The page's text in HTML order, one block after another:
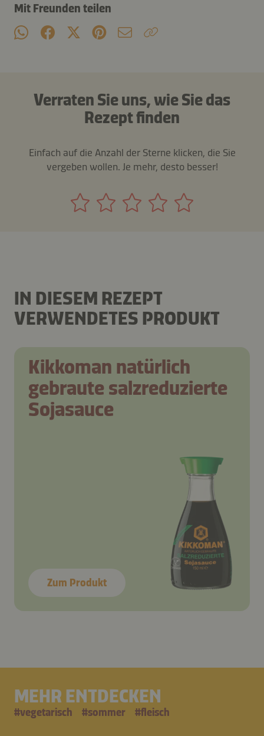
Mit Freunden teilen
Verraten Sie uns, wie Sie das
Rezept finden
Einfach auf die Anzahl der Sterne klicken, die Sie
vergeben wollen. Je mehr, desto besser!
IN DIESEM REZEPT
VERWENDETES PRODUKT
Kikkoman natürlich
gebraute salzreduzierte
Sojasauce
Zum Produkt
MEHR ENTDECKEN
#vegetarisch #sommer #fleisch